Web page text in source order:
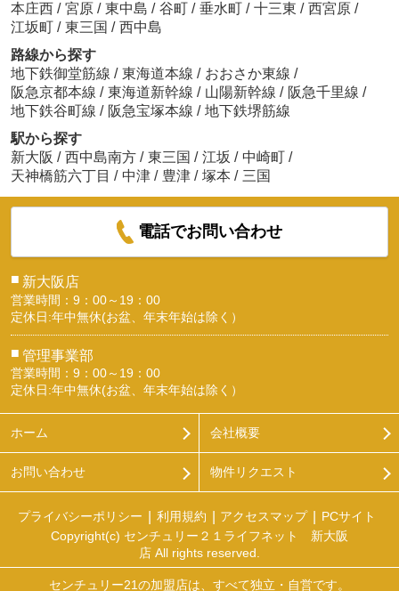
本庄西 / 宮原 / 東中島 / 谷町 / 垂水町 / 十三東 / 西宮原 /
江坂町 / 東三国 / 西中島
路線から探す
地下鉄御堂筋線 / 東海道本線 / おおさか東線 /
阪急京都本線 / 東海道新幹線 / 山陽新幹線 / 阪急千里線 /
地下鉄谷町線 / 阪急宝塚本線 / 地下鉄堺筋線
駅から探す
新大阪 / 西中島南方 / 東三国 / 江坂 / 中崎町 /
天神橋筋六丁目 / 中津 / 豊津 / 塚本 / 三国
電話でお問い合わせ
■ 新大阪店
営業時間：9：00～19：00
定休日:年中無休(お盆、年末年始は除く）
■ 管理事業部
営業時間：9：00～19：00
定休日:年中無休(お盆、年末年始は除く）
ホーム 会社概要
お問い合わせ 物件リクエスト
プライバシーポリシー 利用規約 アクセスマップ
PCサイト
Copyright(c) センチュリー２１ライフネット 新大阪
店 All rights reserved.
センチュリー21の加盟店は、すべて独立・自営です。